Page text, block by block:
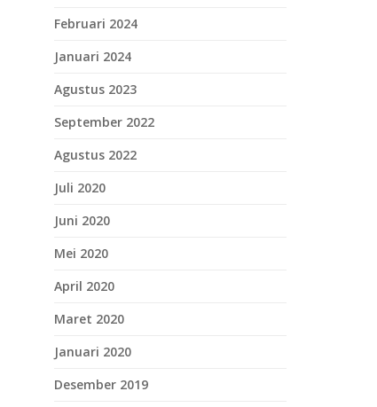
Februari 2024
Januari 2024
Agustus 2023
September 2022
Agustus 2022
Juli 2020
Juni 2020
Mei 2020
April 2020
Maret 2020
Januari 2020
Desember 2019